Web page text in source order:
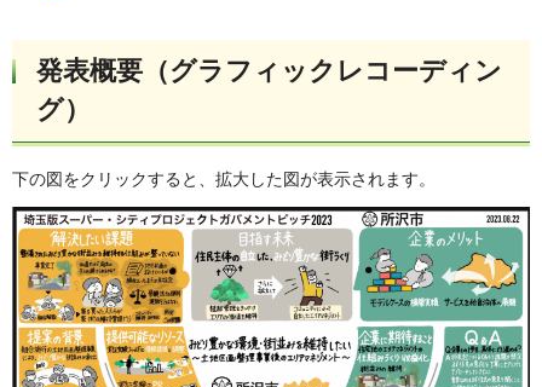
発表概要（グラフィックレコーディン
グ）
下の図をクリックすると、拡大した図が表示されます。